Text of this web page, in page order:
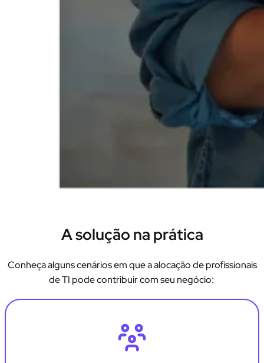
A solução na prática
Conheça alguns cenários em que a alocação de profissionais
de TI pode contribuir com seu negócio: